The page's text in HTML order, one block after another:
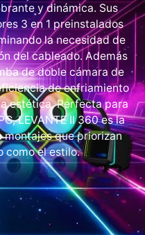
y dinámica. Sus
3 en 1 preinstalados
la necesidad de
del cableado. Además
de doble cámara de
de enfriamiento
estética. Perfecta para
LEVANTE II 360 es la
que priorizan
como el estilo.